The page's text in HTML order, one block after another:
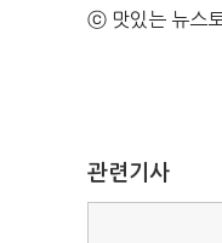
ⓒ 맛있는 뉴스
관련기사